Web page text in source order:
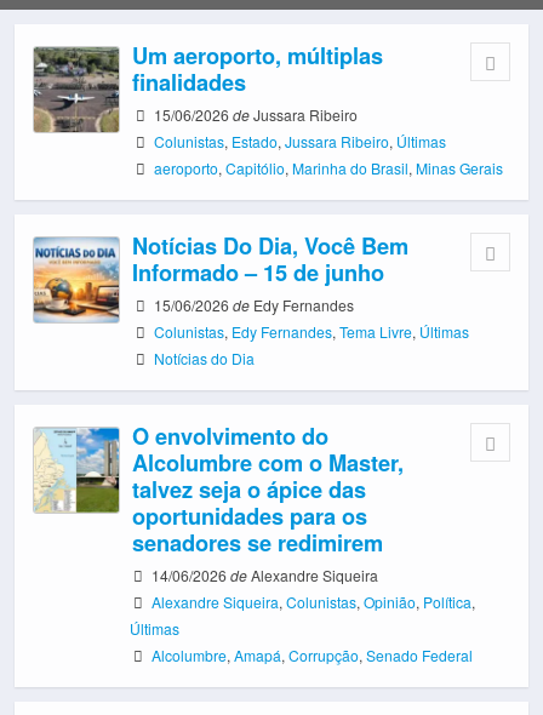
Um aeroporto, múltiplas
finalidades
15/06/2026deJussara Ribeiro
Colunistas, Estado,Jussara Ribeiro, Últimas
aeroporto,Capitólio, Marinha do Brasil, Minas Gerais
Notícias Do Dia, Você Bem
Informado – 15 de junho
15/06/2026de Edy Fernandes
Colunistas, Edy Fernandes,Tema Livre, Últimas
Notícias do Dia
O envolvimento do
Alcolumbre com o Master,
talvez seja o ápice das
oportunidades para os
senadores se redimirem
14/06/2026deAlexandre Siqueira
Alexandre Siqueira,Colunistas,Opinião, Política,
Últimas
Alcolumbre,Amapá,Corrupção,Senado Federal